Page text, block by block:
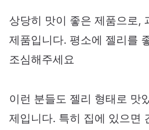
상당히 맛이 좋은 제품으로,
제품입니다. 평소에 젤리를
조심해주세요
이런 분들도 젤리 형태로 맛
제입니다. 특히 집에 있으면